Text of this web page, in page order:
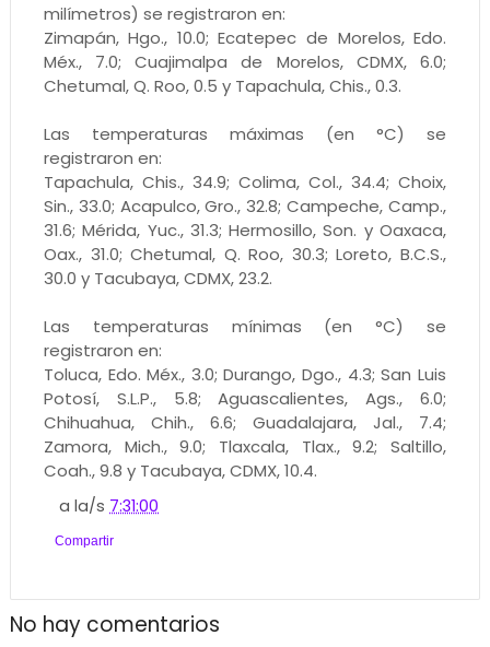
milímetros) se registraron en:
Zimapán, Hgo., 10.0; Ecatepec de Morelos, Edo.
Méx., 7.0; Cuajimalpa de Morelos, CDMX, 6.0;
Chetumal, Q. Roo, 0.5 y Tapachula, Chis., 0.3.
Las temperaturas máximas (en °C) se
registraron en:
Tapachula, Chis., 34.9; Colima, Col., 34.4; Choix,
Sin., 33.0; Acapulco, Gro., 32.8; Campeche, Camp.,
31.6; Mérida, Yuc., 31.3; Hermosillo, Son. y Oaxaca,
Oax., 31.0; Chetumal, Q. Roo, 30.3; Loreto, B.C.S.,
30.0 y Tacubaya, CDMX, 23.2.
Las temperaturas mínimas (en °C) se
registraron en:
Toluca, Edo. Méx., 3.0; Durango, Dgo., 4.3; San Luis
Potosí, S.L.P., 5.8; Aguascalientes, Ags., 6.0;
Chihuahua, Chih., 6.6; Guadalajara, Jal., 7.4;
Zamora, Mich., 9.0; Tlaxcala, Tlax., 9.2; Saltillo,
Coah., 9.8 y Tacubaya, CDMX, 10.4.
a la/s 7:31:00
Compartir
No hay comentarios